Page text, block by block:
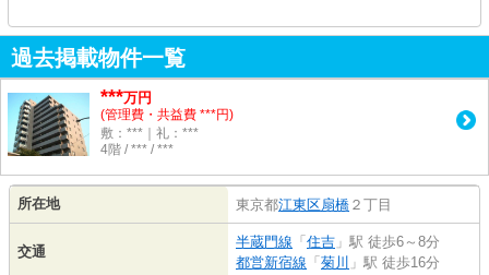
過去掲載物件一覧
***万円
(管理費・共益費 ***円)
敷：***｜礼：***
4階 / *** / ***
所在地 東京都江東区扇橋 ２丁目
交通
半蔵門線 「 住吉 」駅 徒歩6～8分
都営新宿線 「 菊川 」駅 徒歩16分